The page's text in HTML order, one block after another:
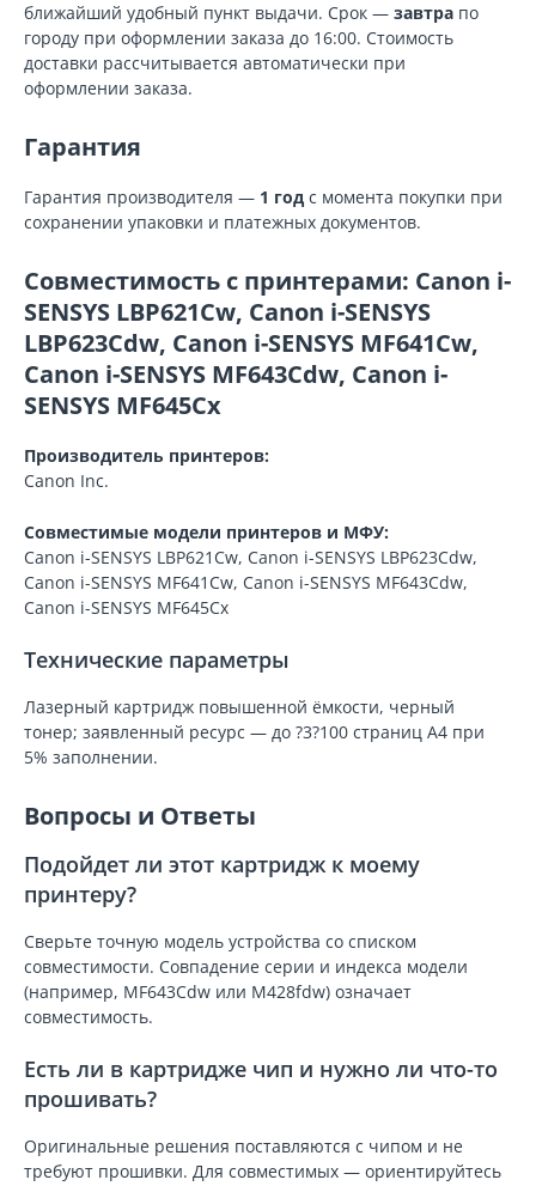
ближайший удобный пункт выдачи. Срок — завтра по
городу при оформлении заказа до 16:00. Стоимость
доставки рассчитывается автоматически при
оформлении заказа.
Гарантия
Гарантия производителя — 1 год с момента покупки при
сохранении упаковки и платежных документов.
Совместимость с принтерами: Canon i-
SENSYS LBP621Cw, Canon i-SENSYS
LBP623Cdw, Canon i-SENSYS MF641Cw,
Canon i-SENSYS MF643Cdw, Canon i-
SENSYS MF645Cx
Производитель принтеров:
Canon Inc.
Совместимые модели принтеров и МФУ:
Canon i-SENSYS LBP621Cw, Canon i-SENSYS LBP623Cdw,
Canon i-SENSYS MF641Cw, Canon i-SENSYS MF643Cdw,
Canon i-SENSYS MF645Cx
Технические параметры
Лазерный картридж повышенной ёмкости, черный
тонер; заявленный ресурс — до ?3?100 страниц A4 при
5% заполнении.
Вопросы и Ответы
Подойдет ли этот картридж к моему
принтеру?
Сверьте точную модель устройства со списком
совместимости. Совпадение серии и индекса модели
(например, MF643Cdw или M428fdw) означает
совместимость.
Есть ли в картридже чип и нужно ли что-то
прошивать?
Оригинальные решения поставляются с чипом и не
требуют прошивки. Для совместимых — ориентируйтесь